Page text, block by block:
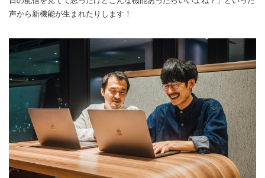
声から新機能が生まれたりします！